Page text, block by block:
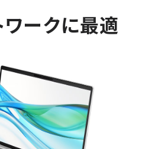
ワークに最適